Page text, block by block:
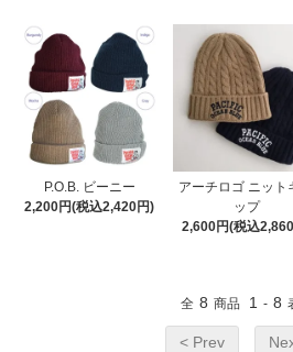
P.O.B. ビーニー
2,200円(税込2,420円)
アーチロゴ ニット
ップ
2,600円(税込
全 8 商品 1 - 8
< Prev